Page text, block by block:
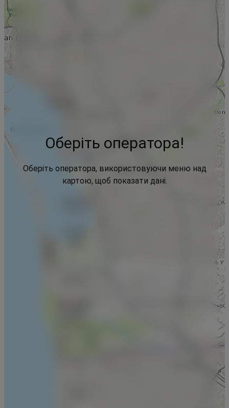
Оберіть оператора!
Оберіть оператора, використовуючи меню над
картою, щоб показати дані.